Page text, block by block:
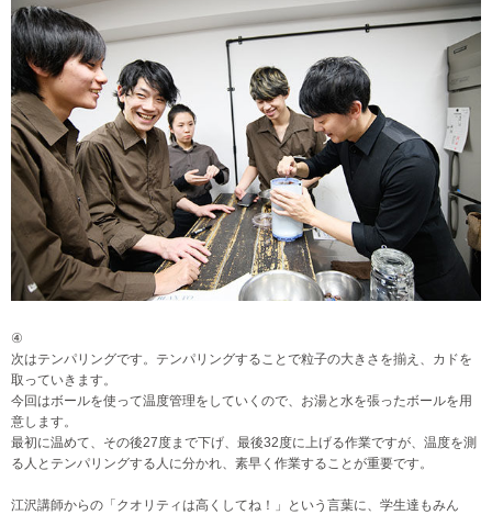
④
次はテンパリングです。テンパリングすることで粒子の大きさを揃え、カドを
取っていきます。
今回はボールを使って温度管理をしていくので、お湯と水を張ったボールを用
意します。
最初に温めて、その後27度まで下げ、最後32度に上げる作業ですが、温度を測
る人とテンパリングする人に分かれ、素早く作業することが重要です。
江沢講師からの「クオリティは高くしてね！」という言葉に、学生達もみん